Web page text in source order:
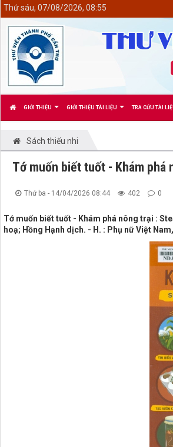
GIỚI THIỆU GIỚI THIỆU TÀI LIỆU TRA CỨU TÀI
Thứ sáu, 07/08/2026, 08:55
Sách thiếu nhi
Tớ muốn biết tuốt - Khám phá
Thứ ba - 14/04/2026 08:44 402 0
Tớ muốn biết tuốt - Khám phá nông trại :
hoạ; Hồng Hạnh dịch. - H. : Phụ nữ Việt
<